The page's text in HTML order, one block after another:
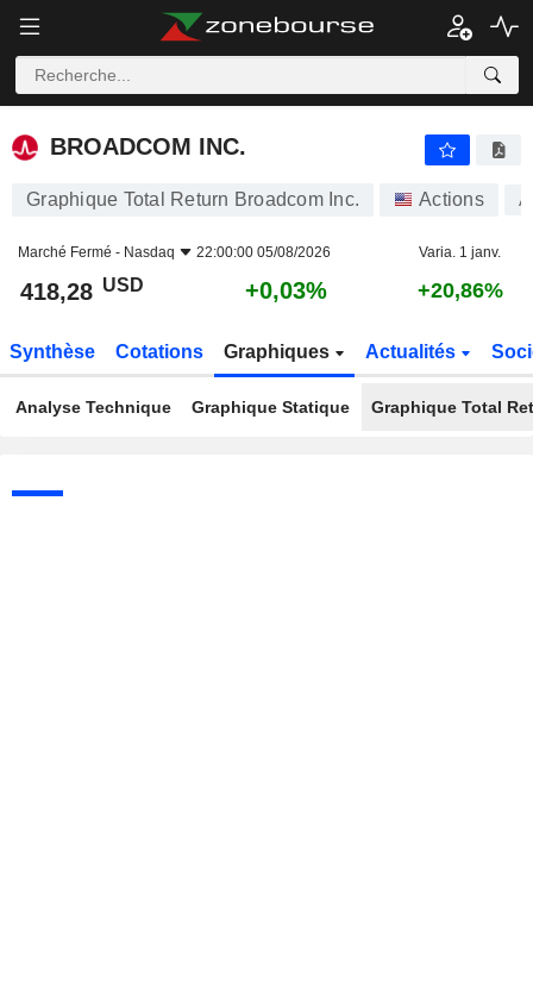
BROADCOM INC.
BROADCOM INC.
Graphique Total Return Broadcom Inc. Actions
Marché Fermé - Nasdaq 22:00:00 05/08/2026 Varia. 1 janv.
418,28 USD +0,03% +20,86%
Synthèse Cotations Graphiques Actualités
Analyse Technique Graphique Statique Graphique Total